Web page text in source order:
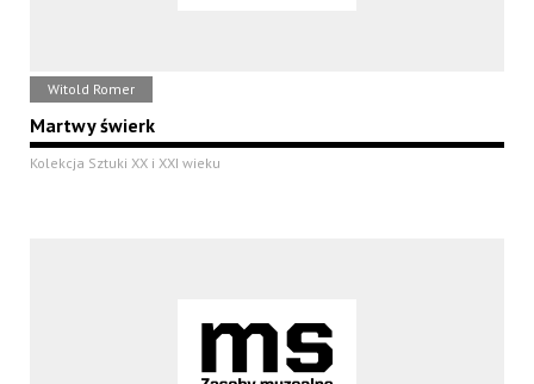
Witold Romer
Martwy świerk
Kolekcja Sztuki XX i XXI wieku